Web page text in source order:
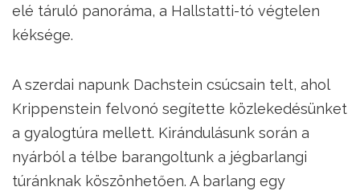
elé táruló panoráma, a Hallstatti-tó végtelen
kéksége.
A szerdai napunk Dachstein csúcsain telt, ahol
Krippenstein felvonó segítette közlekedésünket
a gyalogtúra mellett. Kirándulásunk során a
nyárból a télbe barangoltunk a jégbarlangi
túránknak köszönhetően. A barlang egy